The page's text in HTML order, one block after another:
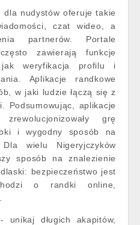
nudystów oferuje takie
czat wideo, a
partnerów. Portale
zawierają funkcje
jak weryfikacja profilu i
Aplikacje randkowe
w jaki ludzie łączą się z
Podsumowując, aplikacje
grę
i wygodny sposób na
wielu Nigeryjczyków
sposób na znalezienie
bezpieczeństwo jest
o randki online,
długich akapitów,